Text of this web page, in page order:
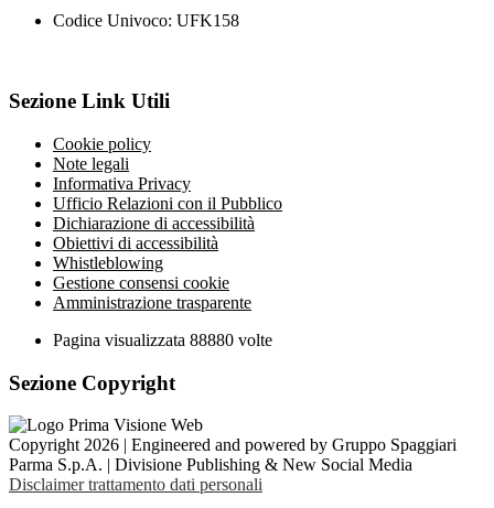
Codice Univoco: UFK158
Sezione Link Utili
Cookie policy
Note legali
Informativa Privacy
Ufficio Relazioni con il Pubblico
Dichiarazione di accessibilità
Obiettivi di accessibilità
Whistleblowing
Gestione consensi cookie
Amministrazione trasparente
Pagina visualizzata 88880 volte
Sezione Copyright
Copyright 2026 | Engineered and powered by Gruppo Spaggiari
Parma S.p.A. | Divisione Publishing & New Social Media
Disclaimer trattamento dati personali